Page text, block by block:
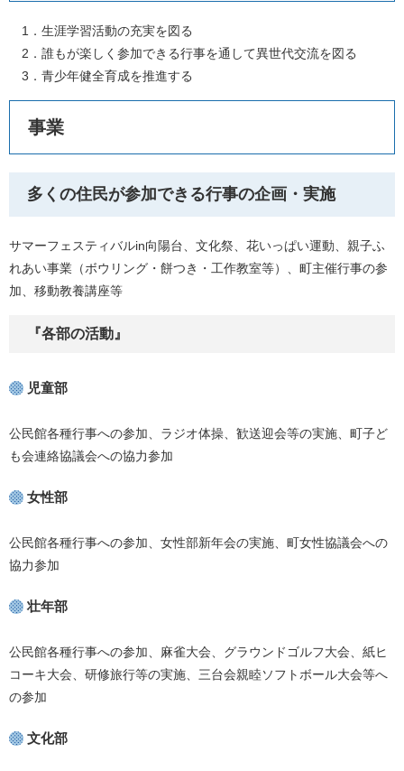
1．生涯学習活動の充実を図る
2．誰もが楽しく参加できる行事を通して異世代交流を図る
3．青少年健全育成を推進する
事業
多くの住民が参加できる行事の企画・実施
サマーフェスティバルin向陽台、文化祭、花いっぱい運動、親子ふ
れあい事業（ボウリング・餅つき・工作教室等）、町主催行事の参
加、移動教養講座等
『各部の活動』
児童部
公民館各種行事への参加、ラジオ体操、歓送迎会等の実施、町子ど
も会連絡協議会への協力参加
女性部
公民館各種行事への参加、女性部新年会の実施、町女性協議会への
協力参加
壮年部
公民館各種行事への参加、麻雀大会、グラウンドゴルフ大会、紙ヒ
コーキ大会、研修旅行等の実施、三台会親睦ソフトボール大会等へ
の参加
文化部